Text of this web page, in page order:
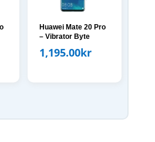
Huawei Mate 20 Pro
– Vibrator Byte
1,195.00kr